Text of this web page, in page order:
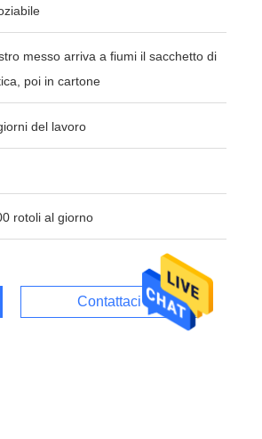
messo arriva a fiumi il sacchetto di
poi in cartone
del lavoro
rotoli al giorno
Contattaci